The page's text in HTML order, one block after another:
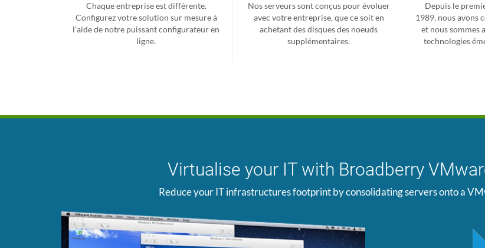
Chaque entreprise est différente.
Configurez votre solution sur mesure à
l'aide de notre puissant configurateur en
ligne.
Nos serveurs sont conçus pour évoluer
avec votre entreprise, que ce soit en
achetant des disques des noeuds
supplémentaires.
Depuis le
1989, nous avons
et nous sommes
technologies
Virtualise your IT with Broadberry
Reduce your IT infrastructures footprint by consolidating servers onto a